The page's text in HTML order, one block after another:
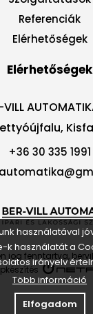
Referenciák
Elérhetőségek
Elérhetőségek
VILL
+36 30 335 1991
jog fenntartva,
használatával
k használatát a
irányelv
Több információ
Elfogadom